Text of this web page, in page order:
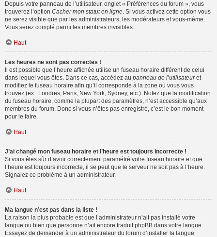
Depuis votre panneau de l’utilisateur, onglet « Préférences du forum », vous
trouverez l’option Cacher mon statut en ligne. Si vous activez cette option vous
ne serez visible que par les administrateurs, les modérateurs et vous-même.
Vous serez compté parmi les membres invisibles.
Haut
Les heures ne sont pas correctes !
Il est possible que l’heure affichée utilise un fuseau horaire différent de celui
dans lequel vous êtes. Dans ce cas, accédez au panneau de l’utilisateuret
modifiez le fuseau horaire afin qu’il corresponde à la zone où vous vous
trouvez (ex : Londres, Paris, New York, Sydney, etc.). Notez que la modification
du fuseau horaire, comme la plupart des paramètres, n’est accessible qu’aux
membres du forum. Donc si vous n’êtes pas enregistré, c’est le bon moment
pour le faire.
Haut
J’ai changé mon fuseau horaire et l’heure est toujours incorrecte !
Si vous êtes sûr d’avoir correctement paramétré votre fuseau horaire et que
l’heure est toujours incorrecte, il se peut que le serveur ne soit pas à l’heure.
Signalez ce problème à un administrateur.
Haut
Ma langue n’est pas dans la liste !
La raison la plus probable est que l’administrateur n’ait pas installé votre
langue ou bien que personne n’ait encore traduit phpBB dans votre langue.
Essayez de demander à un administrateur du forum d’installer la langue